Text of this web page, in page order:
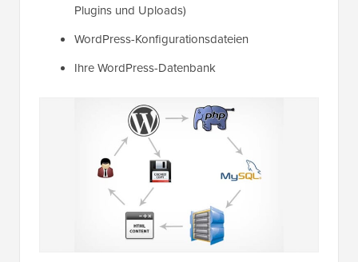
Plugins und Uploads)
WordPress-Konfigurationsdateien
Ihre WordPress-Datenbank